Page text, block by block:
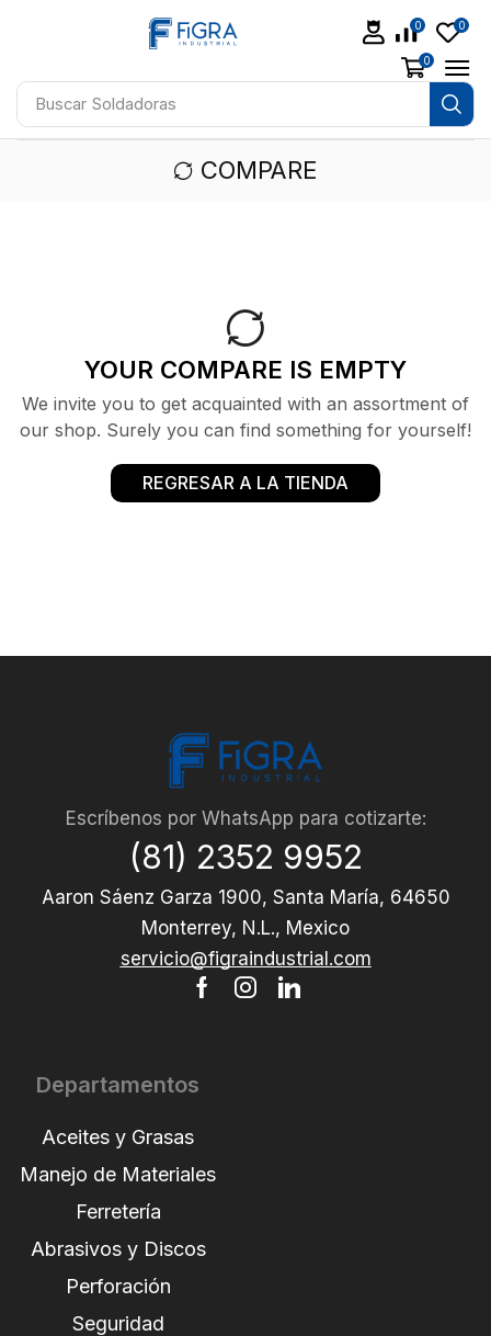
Buscar Soldadoras
0 0
0
COMPARE
YOUR COMPARE IS EMPTY
We invite you to get acquainted with an assortment of
our shop. Surely you can find something for yourself!
REGRESAR A LA TIENDA
Escríbenos por WhatsApp para cotizarte:
(81) 2352 9952
Aaron Sáenz Garza 1900, Santa María, 64650
Monterrey, N.L., Mexico
servicio@figraindustrial.com
Departamentos
Aceites y Grasas
Manejo de Materiales
Ferretería
Abrasivos y Discos
Perforación
Seguridad